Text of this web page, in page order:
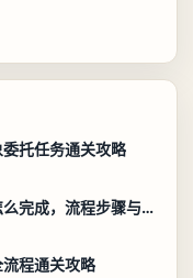
托任务通关攻略
异环异象委托唤孤归任务怎么完成，流程步骤与位置攻略
程通关攻略